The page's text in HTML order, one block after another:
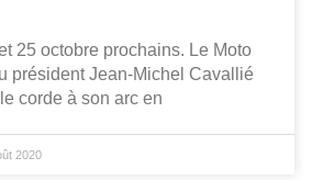
25 octobre prochains. Le Moto
président Jean-Michel Cavallié
corde à son arc en
2020